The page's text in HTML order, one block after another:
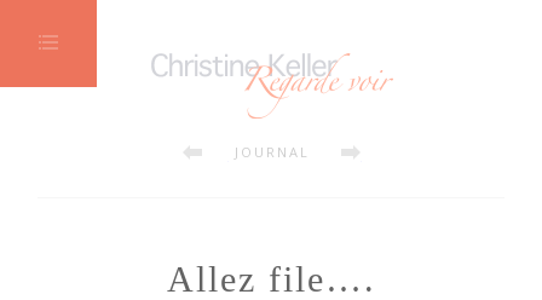
Crémaillère et coming out
JOURNAL
Allez file….